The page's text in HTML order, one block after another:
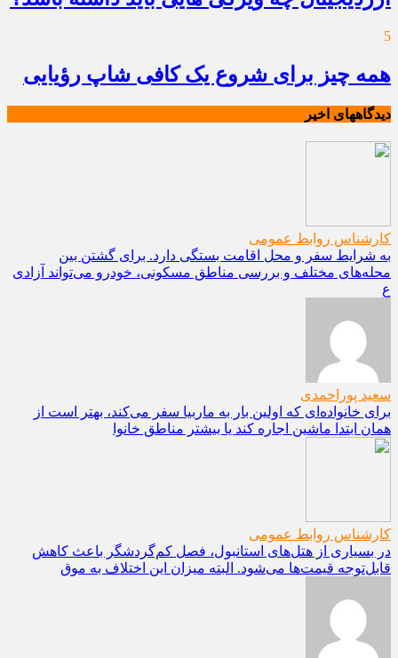
5
همه چیز برای شروع یک کافی شاپ رؤیایی
دیدگاههای اخیر
کارشناس روابط عمومی
به شرایط سفر و محل اقامت بستگی دارد. برای گشتن بین
محله‌های مختلف و بررسی مناطق مسکونی، خودرو می‌تواند آزادی
ع
سعید پوراحمدی
برای خانواده‌ای که اولین بار به ماربیا سفر می‌کند، بهتر است از
همان ابتدا ماشین اجاره کند یا بیشتر مناطق خانوا
کارشناس روابط عمومی
در بسیاری از هتل‌های استانبول، فصل کم‌گردشگر باعث کاهش
قابل‌توجه قیمت‌ها می‌شود. البته میزان این اختلاف به موق